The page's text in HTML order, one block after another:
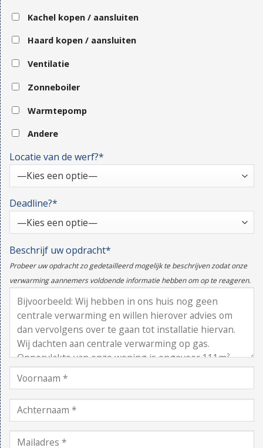
Kachel kopen / aansluiten
Haard kopen / aansluiten
Ventilatie
Zonneboiler
Warmtepomp
Andere
Locatie van de werf?*
Deadline?*
Beschrijf uw opdracht*
Probeer uw opdracht zo gedetailleerd mogelijk te beschrijven zodat onze
verwarming aannemers voldoende informatie hebben om op te reageren.